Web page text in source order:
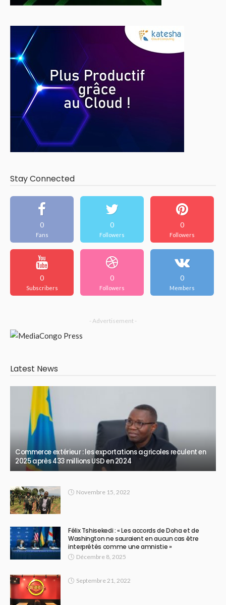
Stay Connected
0
Fans
0
Followers
0
Followers
0
Subscribers
0
Followers
0
Members
- Advertisement -
Latest News
Commerce extérieur : les exportations agricoles reculent en
2025 après 433 millions USD en 2024
Novembre 15, 2022
Félix Tshisekedi : « Les accords de Doha et de
Washington ne sauraient en aucun cas être
interprétés comme une amnistie »
Décembre 8, 2025
Septembre 21, 2022